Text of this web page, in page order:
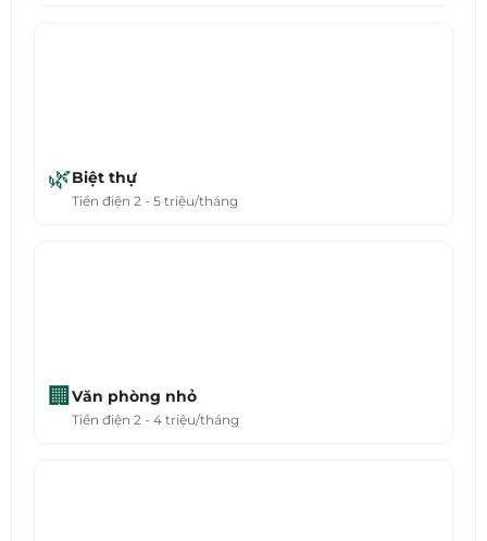
🌿Biệt thự
Tiền điện 2 - 5 triệu/tháng
🏢Văn phòng nhỏ
Tiền điện 2 - 4 triệu/tháng